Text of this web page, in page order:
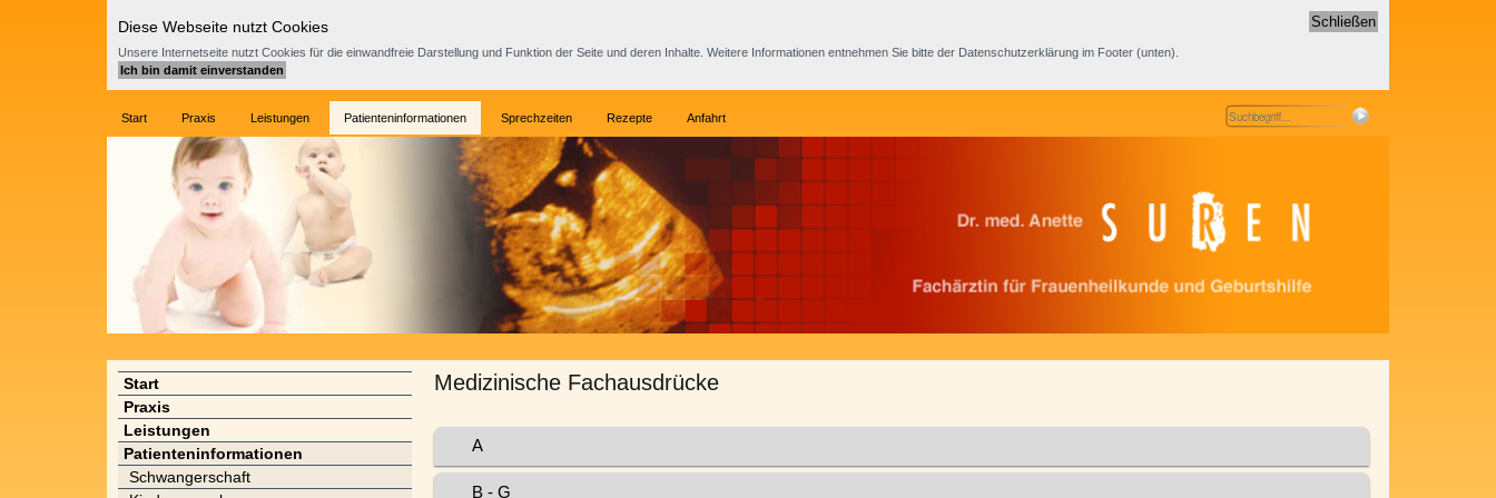
Schließen
Diese Webseite nutzt Cookies
Unsere Internetseite nutzt Cookies für die einwandfreie Darstellung und Funktion der Seite und deren Inhalte. Weitere Informationen entnehmen Sie bitte der Datenschutzerklärung im Footer (unten).
Start Praxis Leistungen Patienteninformationen Sprechzeiten Rezepte Anfahrt
Start
Praxis
Leistungen
Patienteninformationen
Schwangerschaft
Medizinische Fachausdrücke
A
B - G